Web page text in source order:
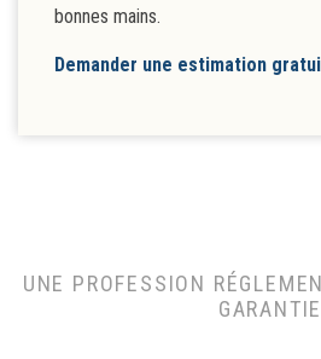
bonnes mains.
Demander une estimation
UNE PROFESSION
GARANTIE